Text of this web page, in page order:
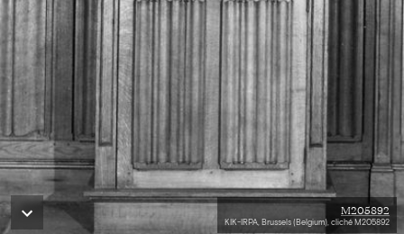
M205892
KIK-IRPA, Brussels (Belgium), cliché M205892